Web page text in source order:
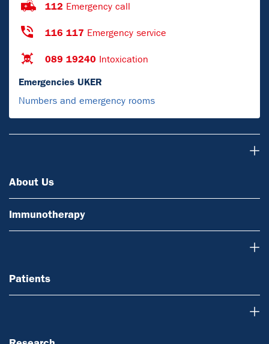
112 Emergency call
116 117 Emergency service
089 19240 Intoxication
Emergencies UKER
Numbers and emergency rooms
About Us
Immunotherapy
Patients